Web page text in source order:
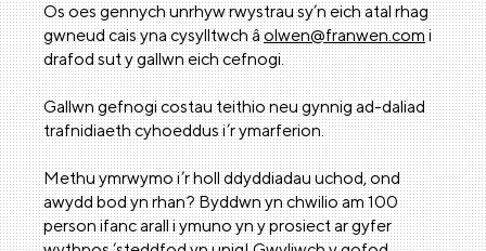
Os oes gennych unrhyw rwystrau sy’n eich atal rhag
gwneud cais yna cysylltwch âolwen@franwen.comi
drafod sut y gallwn eich cefnogi.
Gallwn gefnogi costau teithio neu gynnig ad-daliad
trafnidiaeth cyhoeddus i’r ymarferion.
Methu ymrwymo i’r holl ddyddiadau uchod, ond
awydd bod yn rhan? Byddwn yn chwilio am 100
person ifanc arall i ymuno yn y prosiect ar gyfer